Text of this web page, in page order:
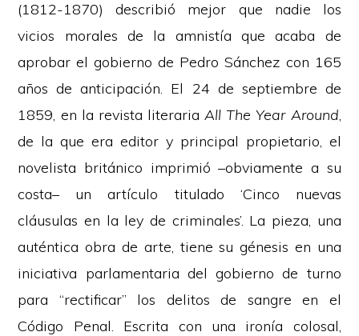
(1812-1870) describió mejor que nadie los
vicios morales de la amnistía que acaba de
aprobar el gobierno de Pedro Sánchez con 165
años de anticipación. El 24 de septiembre de
1859, en la revista literariaAll The Year Around,
de la que era editor y principal propietario, el
novelista británico imprimió –obviamente a su
costa– un artículo titulado ‘Cinco nuevas
cláusulas en la ley de criminales’. La pieza, una
auténtica obra de arte, tiene su génesis en una
iniciativa parlamentaria del gobierno de turno
para “rectificar” los delitos de sangre en el
Código Penal. Escrita con una ironía colosal,